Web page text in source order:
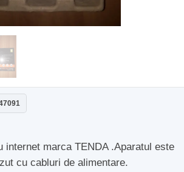
internet marca TENDA .Aparatul este
cu cabluri de alimentare.